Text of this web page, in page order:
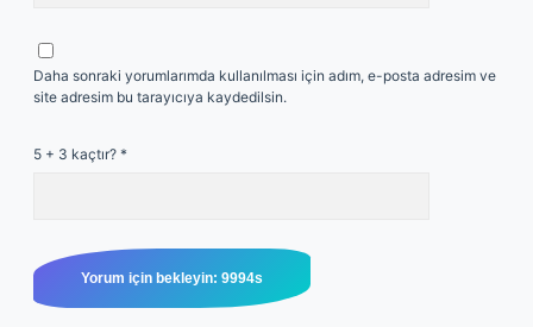
Daha sonraki yorumlarımda kullanılması için adım, e-posta adresim ve
site adresim bu tarayıcıya kaydedilsin.
5 + 3 kaçtır? *